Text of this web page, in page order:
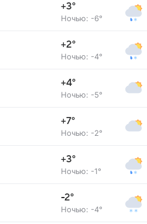
+3°
Ночью: -6°
+2°
Ночью: -4°
+4°
Ночью: -5°
+7°
Ночью: -2°
+3°
Ночью: -1°
-2°
Ночью: -4°